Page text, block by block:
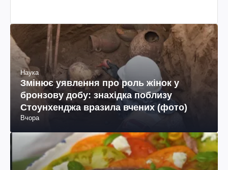
Наука
Змінює уявлення про роль жінок у
бронзову добу: знахідка поблизу
Стоунхенджа вразила вчених (фото)
Вчора